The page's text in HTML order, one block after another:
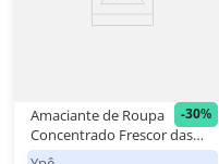
-30%
Amaciante de Roupa
Concentrado Frescor das
Flores Blue Ypê Frasco 1,5L